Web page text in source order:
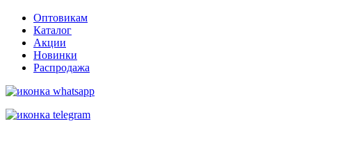
Оптовикам
Каталог
Акции
Новинки
Распродажа